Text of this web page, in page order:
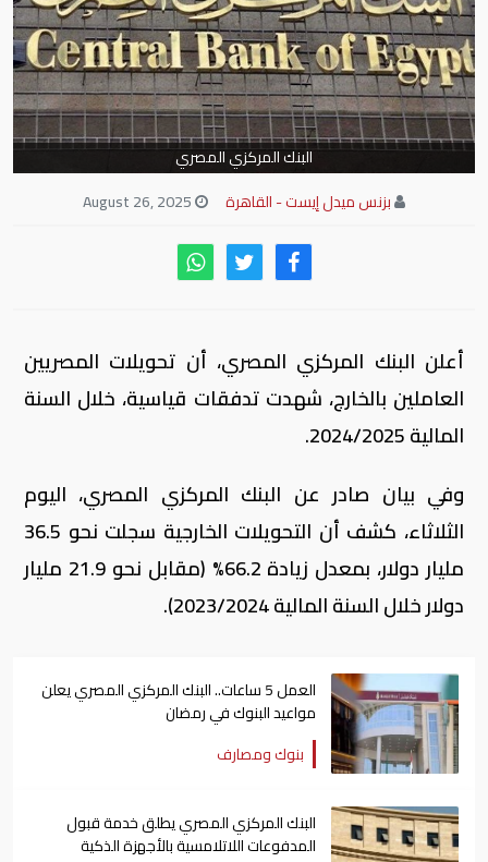
البنك المركزي المصري
بزنس ميدل إيست - القاهرة
أعلن البنك المركزي المصري، أن تحويلات المصريين
العاملين بالخارج، شهدت تدفقات قياسية، خلال السنة
المالية 2024/2025.
وفي بيان صادر عن البنك المركزي المصري، اليوم
الثلاثاء، كشف أن التحويلات الخارجية سجلت نحو 36.5
مليار دولار، بمعدل زيادة 66.2% (مقابل نحو 21.9 مليار
دولار خلال السنة المالية 2023/2024).
العمل 5 ساعات.. البنك المركزي المصري يعلن
مواعيد البنوك في رمضان
بنوك ومصارف
البنك المركزي المصري يطلق خدمة قبول
المدفوعات اللاتلامسية بالأجهزة الذكية